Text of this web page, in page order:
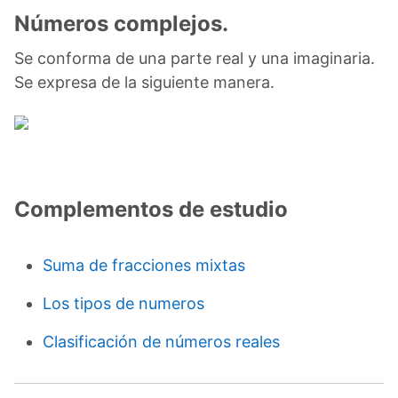
Números complejos.
Se conforma de una parte real y una imaginaria.
Se expresa de la siguiente manera.
Complementos de estudio
Suma de fracciones mixtas
Los tipos de numeros
Clasificación de números reales